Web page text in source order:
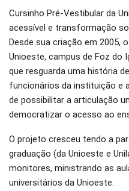
Cursinho Pré-Vestibular da
acessível e transformação
Desde sua criação em 2005,
Unioeste, campus de Foz do
que resguarda uma história
funcionários da instituição e
de possibilitar a articulação
democratizar o acesso ao
O projeto cresceu tendo a
graduação (da Unioeste e
monitores, ministrando as
universitários da Unioeste.